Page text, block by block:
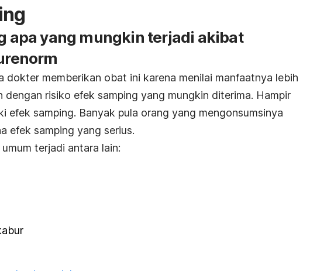
apa yang mungkin terjadi akibat
dokter memberikan obat ini karena menilai manfaatnya lebih
dengan risiko efek samping yang mungkin diterima. Hampir
efek samping. Banyak pula orang yang mengonsumsinya
efek samping yang serius.
terjadi antara lain: